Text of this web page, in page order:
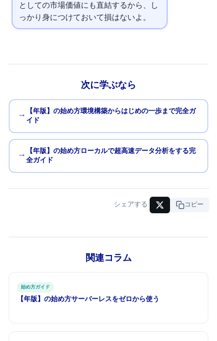
としての市場価値にも直結するから、し
っかり身につけておいて損はないよ。
次に学ぶなら
→
【2026年版】Pythonの始め方 — 環境構築からはじめの一歩まで完全ガ
イド
→
【2026年版】DuckDBの始め方 — ローカルで超高速データ分析をする完
全ガイド
シェアする URLコピー
関連コラム
始め方ガイド
【2026年版】Neonの始め方 — サーバーレスPostgresをゼロから使う